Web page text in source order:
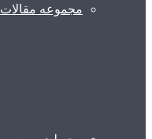
مجموعه مقالات